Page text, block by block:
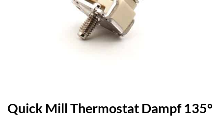
Quick Mill Thermostat Dampf 135°